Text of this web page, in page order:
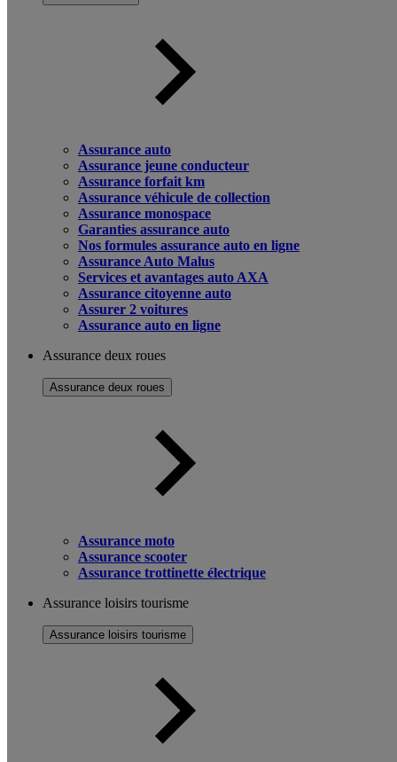
Assurance auto
Assurance jeune conducteur
Assurance forfait km
Assurance véhicule de collection
Assurance monospace
Garanties assurance auto
Nos formules assurance auto en ligne
Assurance Auto Malus
Services et avantages auto AXA
Assurance citoyenne auto
Assurer 2 voitures
Assurance auto en ligne
Assurance deux roues
Assurance deux roues
Assurance moto
Assurance scooter
Assurance trottinette électrique
Assurance loisirs tourisme
Assurance loisirs tourisme